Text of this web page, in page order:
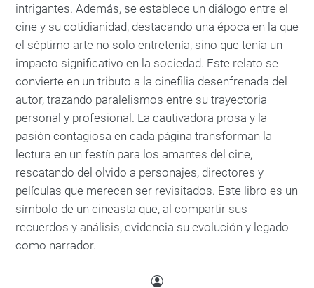
intrigantes. Además, se establece un diálogo entre el
cine y su cotidianidad, destacando una época en la que
el séptimo arte no solo entretenía, sino que tenía un
impacto significativo en la sociedad. Este relato se
convierte en un tributo a la cinefilia desenfrenada del
autor, trazando paralelismos entre su trayectoria
personal y profesional. La cautivadora prosa y la
pasión contagiosa en cada página transforman la
lectura en un festín para los amantes del cine,
rescatando del olvido a personajes, directores y
películas que merecen ser revisitados. Este libro es un
símbolo de un cineasta que, al compartir sus
recuerdos y análisis, evidencia su evolución y legado
como narrador.